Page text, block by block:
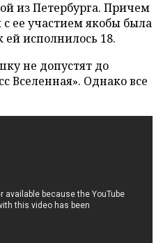
из Петербурга. Причем
с ее участием якобы была
ей исполнилось 18.
не допустят до
Вселенная». Однако все